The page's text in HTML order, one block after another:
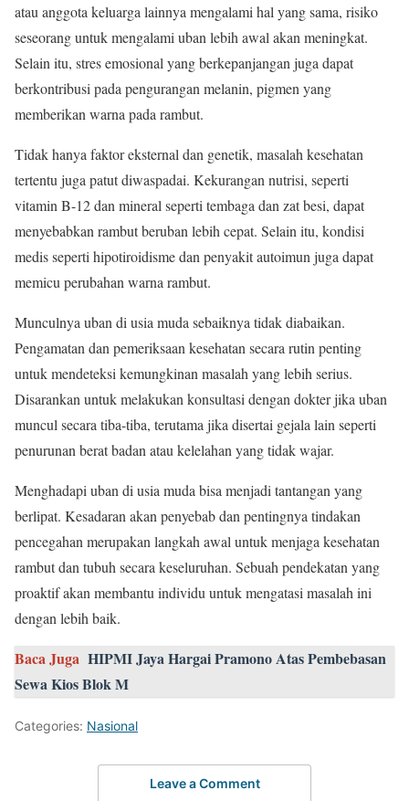
atau anggota keluarga lainnya mengalami hal yang sama, risiko
seseorang untuk mengalami uban lebih awal akan meningkat.
Selain itu, stres emosional yang berkepanjangan juga dapat
berkontribusi pada pengurangan melanin, pigmen yang
memberikan warna pada rambut.
Tidak hanya faktor eksternal dan genetik, masalah kesehatan
tertentu juga patut diwaspadai. Kekurangan nutrisi, seperti
vitamin B-12 dan mineral seperti tembaga dan zat besi, dapat
menyebabkan rambut beruban lebih cepat. Selain itu, kondisi
medis seperti hipotiroidisme dan penyakit autoimun juga dapat
memicu perubahan warna rambut.
Munculnya uban di usia muda sebaiknya tidak diabaikan.
Pengamatan dan pemeriksaan kesehatan secara rutin penting
untuk mendeteksi kemungkinan masalah yang lebih serius.
Disarankan untuk melakukan konsultasi dengan dokter jika uban
muncul secara tiba-tiba, terutama jika disertai gejala lain seperti
penurunan berat badan atau kelelahan yang tidak wajar.
Menghadapi uban di usia muda bisa menjadi tantangan yang
berlipat. Kesadaran akan penyebab dan pentingnya tindakan
pencegahan merupakan langkah awal untuk menjaga kesehatan
rambut dan tubuh secara keseluruhan. Sebuah pendekatan yang
proaktif akan membantu individu untuk mengatasi masalah ini
dengan lebih baik.
Baca Juga HIPMI Jaya Hargai Pramono Atas Pembebasan
Sewa Kios Blok M
Categories: Nasional
Leave a Comment